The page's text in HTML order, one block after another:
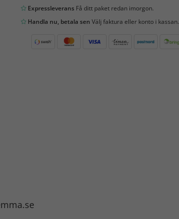
ExpressleveransFå ditt paket redan imorgon.
Handla nu, betala sen Välj faktura eller konto i kassan.